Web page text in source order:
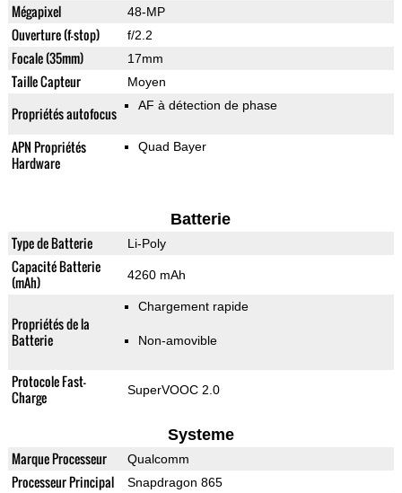
Mégapixel 48-MP
Ouverture (f-stop) f/2.2
Focale (35mm) 17mm
Taille Capteur Moyen
Propriétés autofocus AF à détection de phase
APN Propriétés
Hardware
Quad Bayer
Batterie
Type de Batterie Li-Poly
Capacité Batterie
(mAh)
4260 mAh
Propriétés de la
Batterie
Chargement rapide
Non-amovible
Protocole Fast-
Charge
SuperVOOC 2.0
Systeme
Marque Processeur Qualcomm
Processeur Principal Snapdragon 865